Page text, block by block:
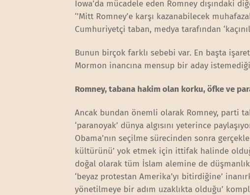
Iowa’da mücadele eden Romney dışındaki
‘’Mitt Romney’e karşı kazanabilecek
Cumhuriyetçi taban, medya tarafından
Bunun birçok farklı sebebi var. En başta
Mormon inancına mensup bir aday
Romney, tabana hakim olan korku, öfke ve
Ancak bundan önemli olarak Romney, parti
‘paranoyak’ dünya algısını yeterince
Obama’nın seçilme sürecinden sonra
kültürünü’ yok etmek için ittifak halinde
doğal olarak tüm İslam alemine de
‘beyaz protestan Amerika’yı bitirdiğine’
yönetilmeye bir adım uzaklıkta olduğu’